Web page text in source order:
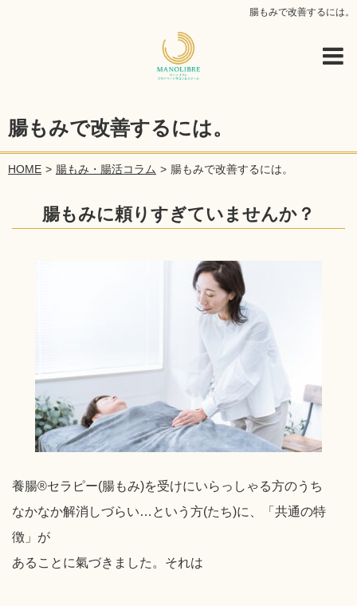
腸もみで改善するには。
腸もみで改善するには。
HOME 腸もみ・腸活コラム 腸もみで改善するには。
腸もみに頼りすぎていませんか？
養腸®セラピー(腸もみ)を受けにいらっしゃる方のうち
なかなか解消しづらい…という方(たち)に、「共通の特
徴」が
あることに氣づきました。それは